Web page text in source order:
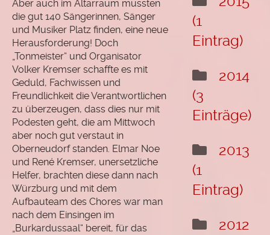
Aber auch im Altarraum mussten
die gut 140 Sängerinnen, Sänger
und Musiker Platz finden, eine neue
Herausforderung! Doch
„Tonmeister“ und Organisator
Volker Kremser schaffte es mit
Geduld, Fachwissen und
Freundlichkeit die Verantwortlichen
zu überzeugen, dass dies nur mit
Podesten geht, die am Mittwoch
aber noch gut verstaut in
Oberneudorf standen. Elmar Noe
und René Kremser, unersetzliche
Helfer, brachten diese dann nach
Würzburg und mit dem
Aufbauteam des Chores war man
nach dem Einsingen im
„Burkardussaal“ bereit, für das
(1
Eintrag)
2014
(3
Einträge)
2013
(1
Eintrag)
2012